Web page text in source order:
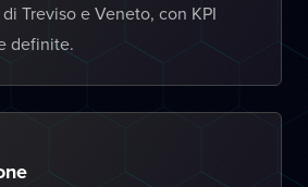
Treviso e Veneto, con KPI
definite.